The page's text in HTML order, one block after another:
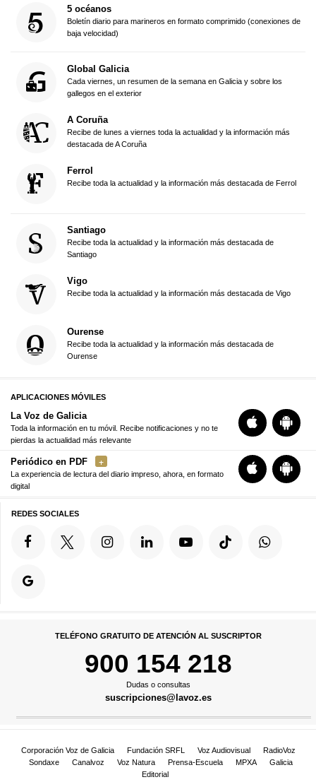
5 océanos
Boletín diario para marineros en formato comprimido (conexiones de
baja velocidad)
Global Galicia
Cada viernes, un resumen de la semana en Galicia y sobre los
gallegos en el exterior
A Coruña
Recibe de lunes a viernes toda la actualidad y la información más
destacada de A Coruña
Ferrol
Recibe toda la actualidad y la información más destacada de Ferrol
Santiago
Recibe toda la actualidad y la información más destacada de
Santiago
Vigo
Recibe toda la actualidad y la información más destacada de Vigo
Ourense
Recibe toda la actualidad y la información más destacada de
Ourense
APLICACIONES MÓVILES
La Voz de Galicia
Toda la información en tu móvil. Recibe notificaciones y no te
pierdas la actualidad más relevante
Periódico en PDF
La experiencia de lectura del diario impreso, ahora, en formato
digital
REDES SOCIALES
TELÉFONO GRATUITO DE ATENCIÓN AL SUSCRIPTOR
900 154 218
Dudas o consultas
suscripciones@lavoz.es
Corporación Voz de Galicia Fundación SRFL Voz Audiovisual
RadioVoz
Sondaxe
Canalvoz Voz Natura Prensa-Escuela MPXA
Galicia
Editorial